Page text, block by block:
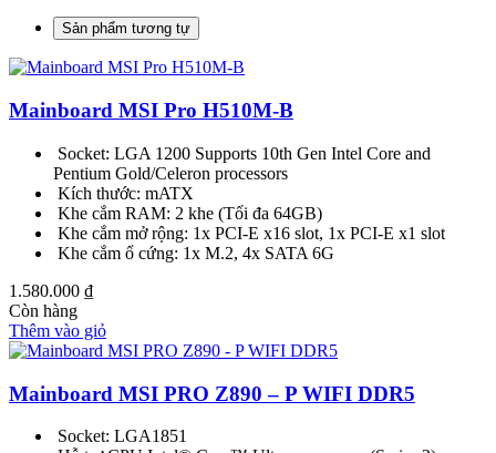
Sản phẩm tương tự
Mainboard MSI Pro H510M-B
Socket: LGA 1200 Supports 10th Gen Intel Core and
Pentium Gold/Celeron processors
Kích thước: mATX
Khe cắm RAM: 2 khe (Tối đa 64GB)
Khe cắm mở rộng: 1x PCI-E x16 slot, 1x PCI-E x1 slot
Khe cắm ổ cứng: 1x M.2, 4x SATA 6G
1.580.000 ₫
Còn hàng
Thêm vào giỏ
Mainboard MSI PRO Z890 – P WIFI DDR5
Socket: LGA1851